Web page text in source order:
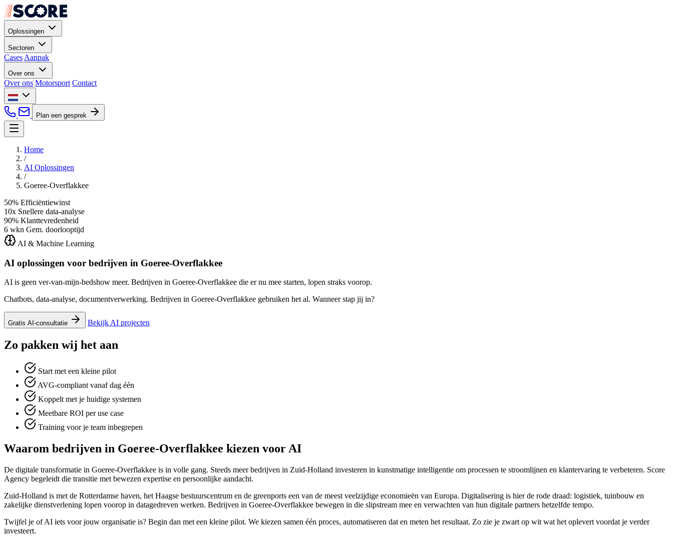
Oplossingen
Sectoren
Cases Aanpak
Over ons
Over ons Motorsport Contact
Plan een gesprek
Home
/
AI Oplossingen
/
Goeree-Overflakkee
50% Efficiëntiewinst
10x Snellere data-analyse
90% Klanttevredenheid
6 wkn Gem. doorlooptijd
AI & Machine Learning
AI oplossingen voor bedrijven in Goeree-Overflakkee
AI is geen ver-van-mijn-bedshow meer. Bedrijven in Goeree-Overflakkee die er nu mee starten, lopen straks voorop.
Chatbots, data-analyse, documentverwerking. Bedrijven in Goeree-Overflakkee gebruiken het al. Wanneer stap jij in?
Gratis AI-consultatie Bekijk AI projecten
Zo pakken wij het aan
Start met een kleine pilot
AVG-compliant vanaf dag één
Koppelt met je huidige systemen
Meetbare ROI per use case
Training voor je team inbegrepen
Waarom bedrijven in Goeree-Overflakkee kiezen voor AI
De digitale transformatie in Goeree-Overflakkee is in volle gang. Steeds meer bedrijven in Zuid-Holland investeren in kunstmatige intelligentie om processen te stroomlijnen en klantervaring te verbeteren. Score
Agency begeleidt die transitie met bewezen expertise en persoonlijke aandacht.
Zuid-Holland is met de Rotterdamse haven, het Haagse bestuurscentrum en de greenports een van de meest veelzijdige economieën van Europa. Digitalisering is hier de rode draad: logistiek, tuinbouw en
zakelijke dienstverlening lopen voorop in datagedreven werken. Bedrijven in Goeree-Overflakkee bewegen in die slipstream mee en verwachten van hun digitale partners hetzelfde tempo.
Twijfel je of AI iets voor jouw organisatie is? Begin dan met een kleine pilot. We kiezen samen één proces, automatiseren dat en meten het resultaat. Zo zie je zwart op wit wat het oplevert voordat je verder
investeert.